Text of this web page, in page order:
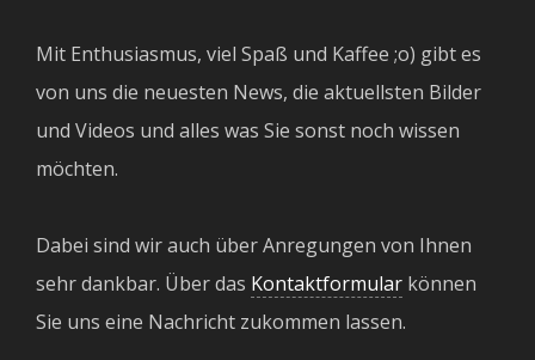
Mit Enthusiasmus, viel Spaß und Kaffee ;o) gibt es
von uns die neuesten News, die aktuellsten Bilder
und Videos und alles was Sie sonst noch wissen
möchten.
Dabei sind wir auch über Anregungen von Ihnen
sehr dankbar. Über das Kontaktformular können
Sie uns eine Nachricht zukommen lassen.